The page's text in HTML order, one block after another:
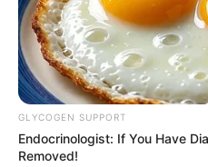
GLYCOGEN SUPPORT
Endocrinologist: If You Have
Removed!